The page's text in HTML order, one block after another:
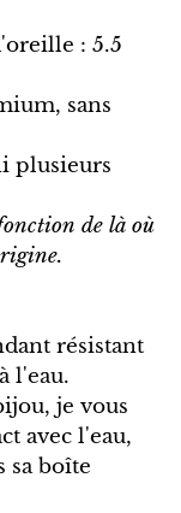
: 5.5
sans
plusieurs
de là où
résistant
l'eau.
je vous
avec l'eau,
sa boîte